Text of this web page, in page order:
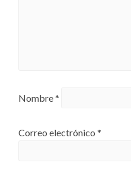
Nombre*
Correo electrónico*